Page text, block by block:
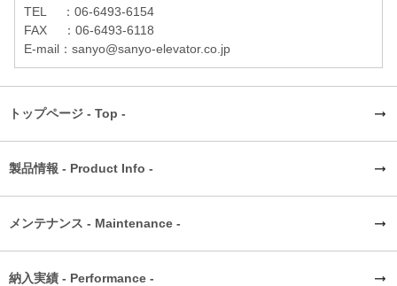
TEL ：06-6493-6154
FAX ：06-6493-6118
E-mail：sanyo@sanyo-elevator.co.jp
トップページ - Top -
製品情報 - Product Info -
メンテナンス - Maintenance -
納入実績 - Performance -